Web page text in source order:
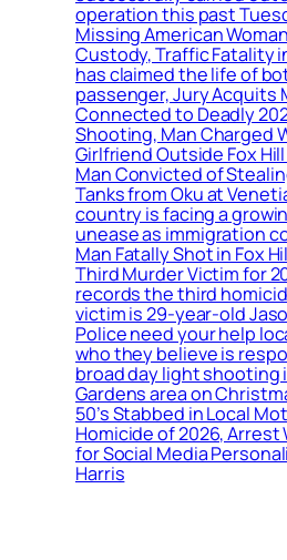
operation this past
Missing American
Custody, Traffic Fatality
has claimed the life of
passenger, Jury Acquits
Connected to Deadly
Shooting, Man Charged
Girlfriend Outside Fox
Man Convicted of
Tanks from Oku at
country is facing a
unease as immigration
Man Fatally Shot in Fox
Third Murder Victim for
records the third
victim is 29-year-old
Police need your help
who they believe is
broad day light shooting
Gardens area on
50’s Stabbed in Local
Homicide of 2026, Arrest
for Social Media
Harris